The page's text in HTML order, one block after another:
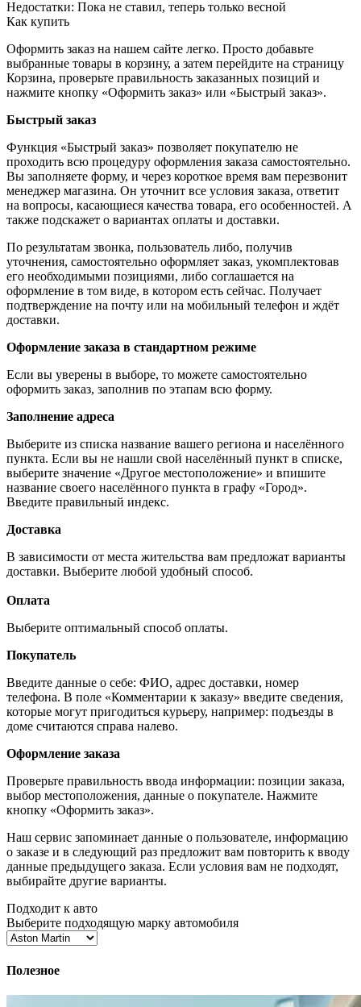
Недостатки: Пока не ставил, теперь только весной
Как купить
Оформить заказ на нашем сайте легко. Просто добавьте
выбранные товары в корзину, а затем перейдите на страницу
Корзина, проверьте правильность заказанных позиций и
нажмите кнопку «Оформить заказ» или «Быстрый заказ».
Быстрый заказ
Функция «Быстрый заказ» позволяет покупателю не
проходить всю процедуру оформления заказа самостоятельно.
Вы заполняете форму, и через короткое время вам перезвонит
менеджер магазина. Он уточнит все условия заказа, ответит
на вопросы, касающиеся качества товара, его особенностей. А
также подскажет о вариантах оплаты и доставки.
По результатам звонка, пользователь либо, получив
уточнения, самостоятельно оформляет заказ, укомплектовав
его необходимыми позициями, либо соглашается на
оформление в том виде, в котором есть сейчас. Получает
подтверждение на почту или на мобильный телефон и ждёт
доставки.
Оформление заказа в стандартном режиме
Если вы уверены в выборе, то можете самостоятельно
оформить заказ, заполнив по этапам всю форму.
Заполнение адреса
Выберите из списка название вашего региона и населённого
пункта. Если вы не нашли свой населённый пункт в списке,
выберите значение «Другое местоположение» и впишите
название своего населённого пункта в графу «Город».
Введите правильный индекс.
Доставка
В зависимости от места жительства вам предложат варианты
доставки. Выберите любой удобный способ.
Оплата
Выберите оптимальный способ оплаты.
Покупатель
Введите данные о себе: ФИО, адрес доставки, номер
телефона. В поле «Комментарии к заказу» введите сведения,
которые могут пригодиться курьеру, например: подъезды в
доме считаются справа налево.
Оформление заказа
Проверьте правильность ввода информации: позиции заказа,
выбор местоположения, данные о покупателе. Нажмите
кнопку «Оформить заказ».
Наш сервис запоминает данные о пользователе, информацию
о заказе и в следующий раз предложит вам повторить к вводу
данные предыдущего заказа. Если условия вам не подходят,
выбирайте другие варианты.
Подходит к авто
Выберите подходящую марку автомобиля
Полезное